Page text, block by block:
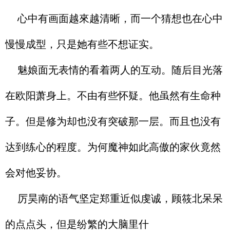
心中有画面越來越清晰，而一个猜想也在心中
慢慢成型，只是她有些不想证实。
魅娘面无表情的看着两人的互动。随后目光落
在欧阳萧身上。不由有些怀疑。他虽然有生命种
子。但是修为却也没有突破那一层。而且也没有
达到练心的程度。为何魔神如此高傲的家伙竟然
会对他妥协。
厉昊南的语气坚定郑重近似虔诚，顾筱北呆呆
的点点头，但是纷繁的大脑里什